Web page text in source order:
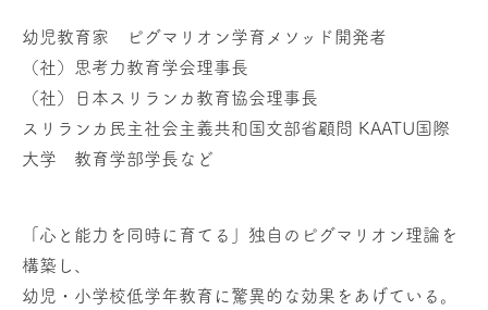
幼児教育家 ピグマリオン学育メソッド開発者
（社）思考力教育学会理事長
（社）日本スリランカ教育協会理事長
スリランカ民主社会主義共和国文部省顧問 KAATU国際
大学 教育学部学長など
「心と能力を同時に育てる」独自のピグマリオン理論を
構築し、
幼児・小学校低学年教育に驚異的な効果をあげている。